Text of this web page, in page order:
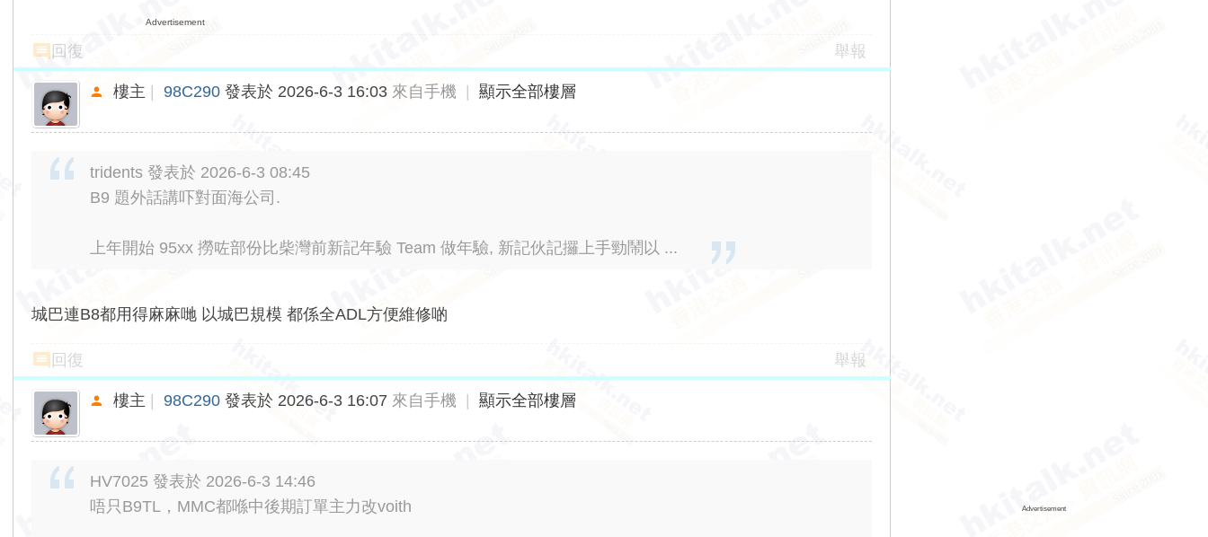
Advertisement
回復 舉報
樓主 98C290 發表於 2026-6-3 16:03 來自手機 顯示全部樓層
tridents 發表於 2026-6-3 08:45
B9 題外話講吓對面海公司.
上年開始 95xx 撈咗部份比柴灣前新記年驗 Team 做年驗, 新記伙記攞上手勁鬧以 ...
城巴連B8都用得麻麻哋 以城巴規模 都係全ADL方便維修啲
回復 舉報
樓主 98C290 發表於 2026-6-3 16:07 來自手機 顯示全部樓層
HV7025 發表於 2026-6-3 14:46
唔只B9TL，MMC都喺中後期訂單主力改voith
Advertisement